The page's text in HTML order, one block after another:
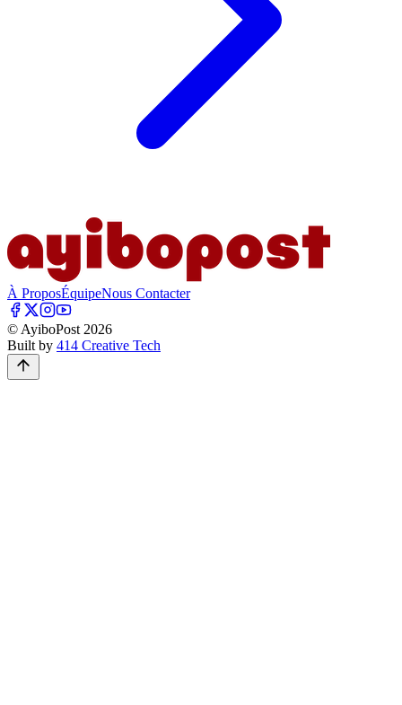
À ProposÉquipeNous Contacter
© AyiboPost 2026
Built by 414 Creative Tech